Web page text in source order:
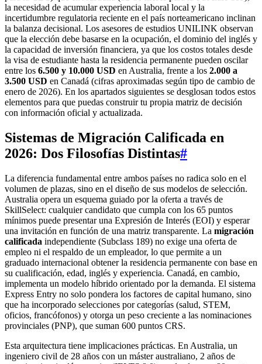
la necesidad de acumular experiencia laboral local y la
incertidumbre regulatoria reciente en el país norteamericano inclinan
la balanza decisional. Los asesores de estudios UNILINK observan
que la elección debe basarse en la ocupación, el dominio del inglés y
la capacidad de inversión financiera, ya que los costos totales desde
la visa de estudiante hasta la residencia permanente pueden oscilar
entre los 6.500 y 10.000 USD en Australia, frente a los 2.000 a
3.500 USD en Canadá (cifras aproximadas según tipo de cambio de
enero de 2026). En los apartados siguientes se desglosan todos estos
elementos para que puedas construir tu propia matriz de decisión
con información oficial y actualizada.
Sistemas de Migración Calificada en
2026: Dos Filosofías Distintas#
La diferencia fundamental entre ambos países no radica solo en el
volumen de plazas, sino en el diseño de sus modelos de selección.
Australia opera un esquema guiado por la oferta a través de
SkillSelect: cualquier candidato que cumpla con los 65 puntos
mínimos puede presentar una Expresión de Interés (EOI) y esperar
una invitación en función de una matriz transparente. La migración
calificada independiente (Subclass 189) no exige una oferta de
empleo ni el respaldo de un empleador, lo que permite a un
graduado internacional obtener la residencia permanente con base en
su cualificación, edad, inglés y experiencia. Canadá, en cambio,
implementa un modelo híbrido orientado por la demanda. El sistema
Express Entry no solo pondera los factores de capital humano, sino
que ha incorporado selecciones por categorías (salud, STEM,
oficios, francófonos) y otorga un peso creciente a las nominaciones
provinciales (PNP), que suman 600 puntos CRS.
Esta arquitectura tiene implicaciones prácticas. En Australia, un
ingeniero civil de 28 años con un máster australiano, 2 años de